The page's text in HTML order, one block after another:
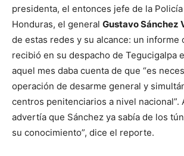
presidenta, el entonces jefe de la
Honduras, el general Gustavo Sánchez
de estas redes y su alcance: un informe
recibió en su despacho de Tegucigalpa
aquel mes daba cuenta de que “es
operación de desarme general y
centros penitenciarios a nivel nacional”.
advertía que Sánchez ya sabía de los
su conocimiento”, dice el reporte.